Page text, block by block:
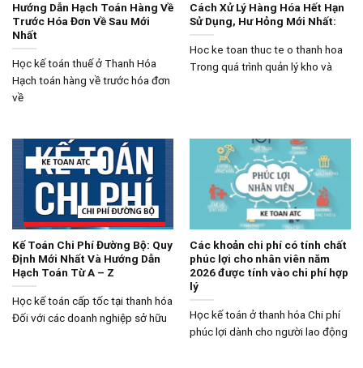
Hướng Dẫn Hạch Toán Hàng Về
Trước Hóa Đơn Về Sau Mới
Nhất
Học kế toán thuế ở Thanh Hóa
Hạch toán hàng về trước hóa đơn
về
Cách Xử Lý Hàng Hóa Hết Hạn
Sử Dụng, Hư Hỏng Mới Nhất:
Hoc ke toan thuc te o thanh hoa
Trong quá trình quản lý kho và
Kế Toán Chi Phí Đường Bộ: Quy
Định Mới Nhất Và Hướng Dẫn
Hạch Toán Từ A – Z
Học kế toán cấp tốc tại thanh hóa
Đối với các doanh nghiệp sở hữu
Các khoản chi phí có tính chất
phúc lợi cho nhân viên năm
2026 được tính vào chi phí hợp
lý
Học kế toán ở thanh hóa Chi phí
phúc lợi dành cho người lao động